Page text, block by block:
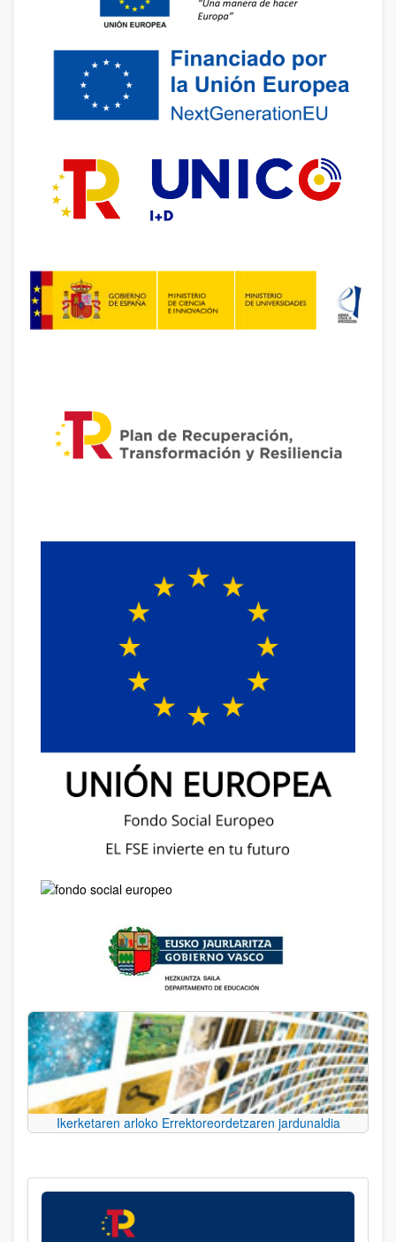
Ikerketaren arloko Errektoreordetzaren jardunaldia